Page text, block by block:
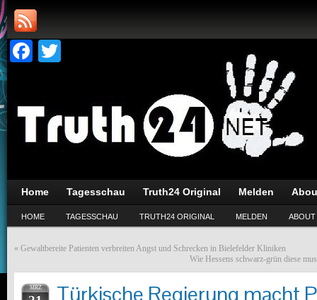
Facebook
Home Tagesschau Truth24 Original Melden
HOME TAGESSCHAU TRUTH24 ORIGINAL MELDEN ABOUT
« Gewaltbereite Patienten verbreiten Angst und Schrecken in Bielefelder Kliniken
Wie Hessens schwarz-grün diese
MRZ
Türkische Regierung macht